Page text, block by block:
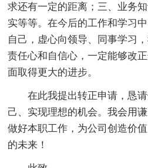
求还有一定的距离；三、业务
实等等。在今后的工作和学习
自己，虚心向领导、同事学习
责任心和自信心，一定能够改
面取得更大的进步。
在此我提出转正申请，恳
己、实现理想的机会。我会用
做好本职工作，为公司创造价
的未来！